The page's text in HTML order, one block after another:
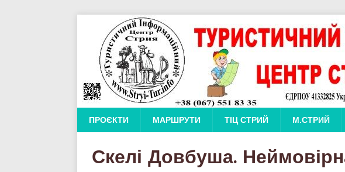
ПРОЄКТИ МАРШРУТИ ТІЦ СТРИЙ М.СТРИЙ
Скелі Довбуша.